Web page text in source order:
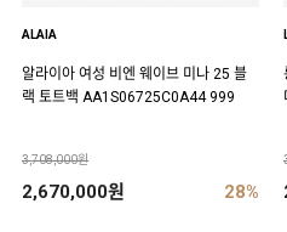
ALAIA
알라이아 여성 비엔 웨이브 미나 25 블
랙 토트백 AA1S06725C0A44 999
3,708,000원
2,670,000원 28%